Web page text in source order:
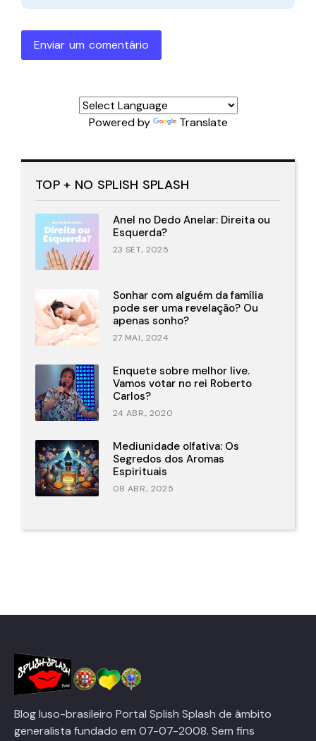
Enviar um comentário
Powered by Translate
TOP + NO SPLISH SPLASH
Anel no Dedo Anelar: Direita ou
Esquerda?
23 SET., 2025
Sonhar com alguém da família
pode ser uma revelação? Ou
apenas sonho?
27 MAI., 2024
Enquete sobre melhor live.
Vamos votar no rei Roberto
Carlos?
24 ABR., 2020
Mediunidade olfativa: Os
Segredos dos Aromas
Espirituais
08 ABR., 2025
Blog luso-brasileiro Portal Splish Splash de âmbito
generalista fundado em 07-07-2008. Sem fins